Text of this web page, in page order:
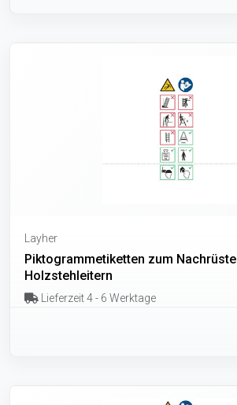
Layher
Piktogrammetiketten zum
Holzstehleitern
Lieferzeit 4 - 6 Werktage